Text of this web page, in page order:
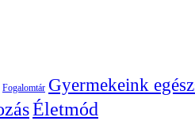
Fogalomtár Gyermekeink
Életmód